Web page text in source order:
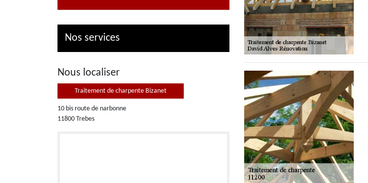
Nos services
Nous localiser
Traitement de charpente Bizanet
10 bis route de narbonne
11800 Trebes